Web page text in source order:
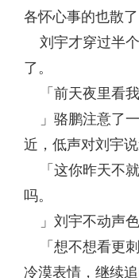
各怀心事的也散了
刘宇才穿过半
了。
「前天夜里看我
」骆鹏注意了
近，低声对刘宇说
「这你昨天不
吗。
」刘宇不动声色
「想不想看更
冷漠表情，继续追